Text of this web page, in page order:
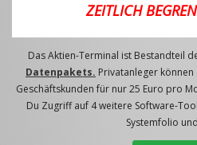
ZEITLICH
Das Aktien-Terminal ist Bestandteil
Datenpakets. Privatanleger
Geschäftskunden für nur 25 Euro pro
Du Zugriff auf 4 weitere Software-
Systemfolio und